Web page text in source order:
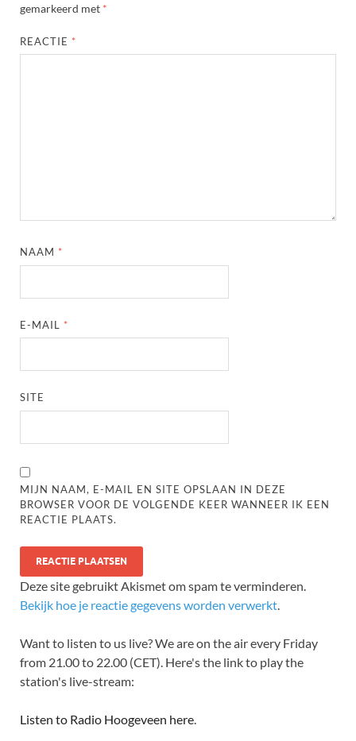
gemarkeerd met *
REACTIE *
NAAM *
E-MAIL *
SITE
MIJN NAAM, E-MAIL EN SITE OPSLAAN IN DEZE
BROWSER VOOR DE VOLGENDE KEER WANNEER IK EEN
REACTIE PLAATS.
Deze site gebruikt Akismet om spam te verminderen.
Bekijk hoe je reactie gegevens worden verwerkt.
Want to listen to us live? We are on the air every Friday
from 21.00 to 22.00 (CET). Here's the link to play the
station's live-stream:
Listen to Radio Hoogeveen here.